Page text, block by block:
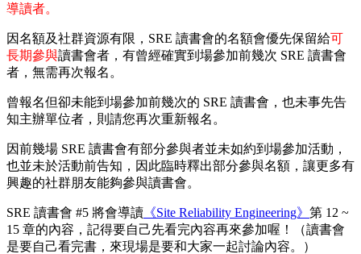
導讀者。
因名額及社群資源有限，SRE 讀書會的名額會優先保留給可
長期參與讀書會者，有曾經確實到場參加前幾次 SRE 讀書會
者，無需再次報名。
曾報名但卻未能到場參加前幾次的 SRE 讀書會，也未事先告
知主辦單位者，則請您再次重新報名。
因前幾場 SRE 讀書會有部分參與者並未如約到場參加活動，
也並未於活動前告知，因此臨時釋出部分參與名額，讓更多有
興趣的社群朋友能夠參與讀書會。
SRE 讀書會 #5 將會導讀 《Site Reliability Engineering》 第 12 ~
15 章的內容，記得要自己先看完內容再來參加喔！（讀書會
是要自己看完書，來現場是要和大家一起討論內容。）